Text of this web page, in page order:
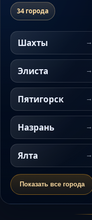
34 города
Шахты
Элиста
Пятигорск
Назрань
Ялта
Показать все города